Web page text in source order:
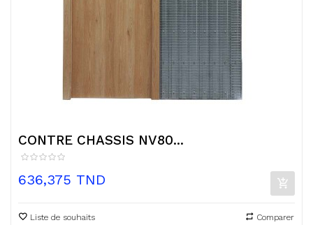
CONTRE CHASSIS NV80...
Prix
636,375 TND
Liste de souhaits Comparer